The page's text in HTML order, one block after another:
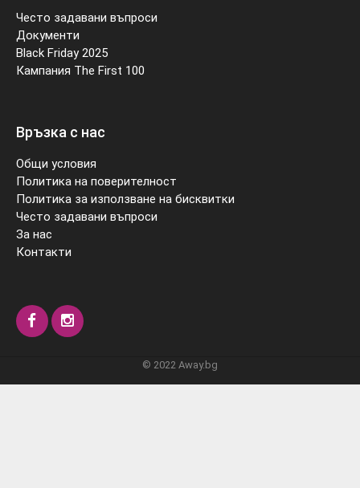
Често задавани въпроси
Документи
Black Friday 2025
Кампания The First 100
Връзка с нас
Общи условия
Политика на поверителност
Политика за използване на бисквитки
Често задавани въпроси
За нас
Контакти
© 2022 Away.bg